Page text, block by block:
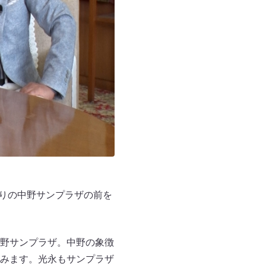
の中野サンプラザの前を
サンプラザ。中野の象徴
ます。光永もサンプラザ